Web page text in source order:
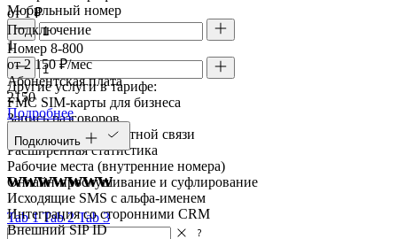
Мобильный номер
Номер 8-800
Другие услуги в тарифе:
FMC SIM-карты для бизнеса
Запись разговоров
Умный виджет обратной связи
Расширенная статистика
Рабочие места (внутренние номера)
Онлайн-прослушивание и суфлирование
Исходящие SMS с альфа-именем
Интеграция со сторонними CRM
Внешний SIP ID
от 1 ₽
Подключение
1
от 2 150 ₽/мес
Абонентская плата
2150
Подробнее
Подключить
wwwwwww
Tab 1Tab 2Tab 3